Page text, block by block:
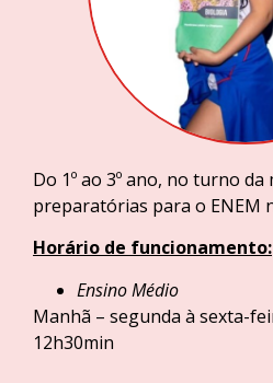
Do 1º ao 3º ano, no turno
preparatórias para o ENEM
Horário de funcionamento:
Ensino Médio
Manhã – segunda à sexta-
12h30min